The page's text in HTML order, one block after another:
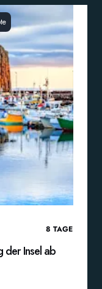
8 TAGE
der Insel ab